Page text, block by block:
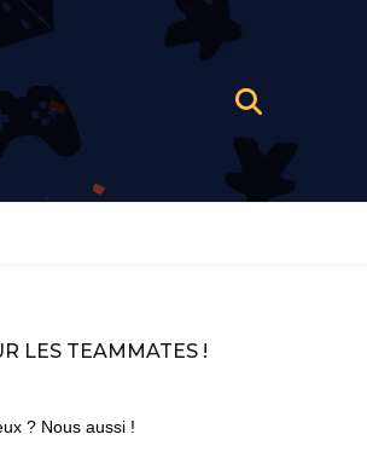
LES TEAMMATES !
? Nous aussi !